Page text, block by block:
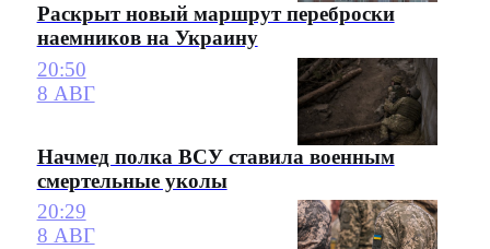
Раскрыт новый маршрут переброски
наемников на Украину
20:50
8 АВГ
Начмед полка ВСУ ставила военным
смертельные уколы
20:29
8 АВГ